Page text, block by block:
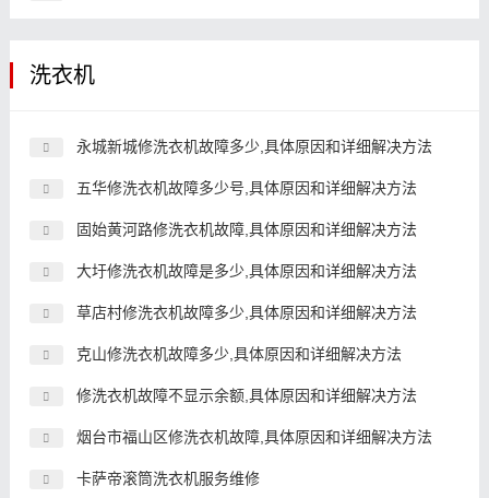
洗衣机
永城新城修洗衣机故障多少,具体原因和详细解决方法
五华修洗衣机故障多少号,具体原因和详细解决方法
固始黄河路修洗衣机故障,具体原因和详细解决方法
大圩修洗衣机故障是多少,具体原因和详细解决方法
草店村修洗衣机故障多少,具体原因和详细解决方法
克山修洗衣机故障多少,具体原因和详细解决方法
修洗衣机故障不显示余额,具体原因和详细解决方法
烟台市福山区修洗衣机故障,具体原因和详细解决方法
卡萨帝滚筒洗衣机服务维修